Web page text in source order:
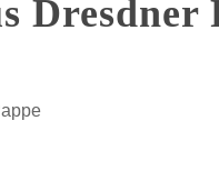
Dresdner